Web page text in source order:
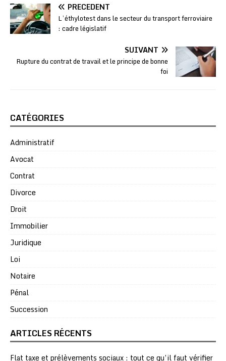
PRÉCÉDENT
L’éthylotest dans le secteur du transport ferroviaire
: cadre législatif
SUIVANT
Rupture du contrat de travail et le principe de bonne
foi
CATÉGORIES
Administratif
Avocat
Contrat
Divorce
Droit
Immobilier
Juridique
Loi
Notaire
Pénal
Succession
ARTICLES RÉCENTS
Flat taxe et prélèvements sociaux : tout ce qu’il faut vérifier